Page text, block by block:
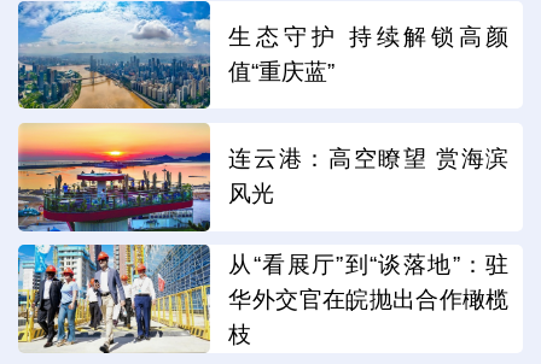
生态守护 持续解锁高颜
值“重庆蓝”
连云港：高空瞭望 赏海滨
风光
从“看展厅”到“谈落地”：驻
华外交官在皖抛出合作橄榄
枝